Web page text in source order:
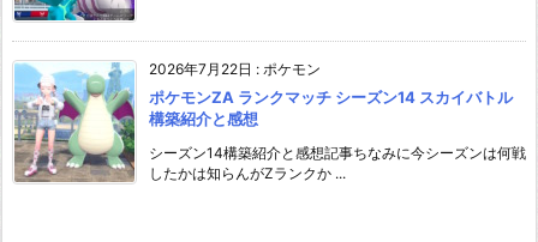
2026年7月22日 : ポケモン
ポケモンZA ランクマッチ シーズン14 スカイバトル
構築紹介と感想
シーズン14構築紹介と感想記事ちなみに今シーズンは何戦
したかは知らんがZランクか ...